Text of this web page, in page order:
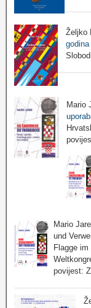
Željko
Mario
Mario
und
Flagge
povijest: